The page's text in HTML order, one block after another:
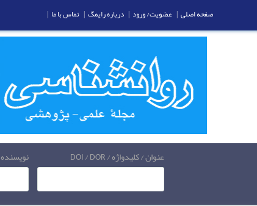
عنوان / کلیدواژه / DOI / DOR نویسنده
صفحه اصلی | عضویت/ ورود | درباره رایمگ | تماس با ما |